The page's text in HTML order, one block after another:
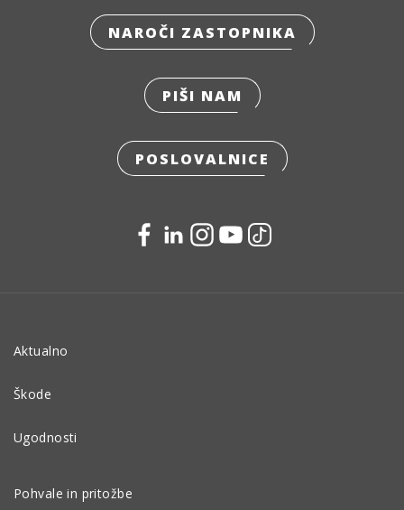
NAROČI ZASTOPNIKA
PIŠI NAM
POSLOVALNICE
Aktualno
Škode
Ugodnosti
Pohvale in pritožbe